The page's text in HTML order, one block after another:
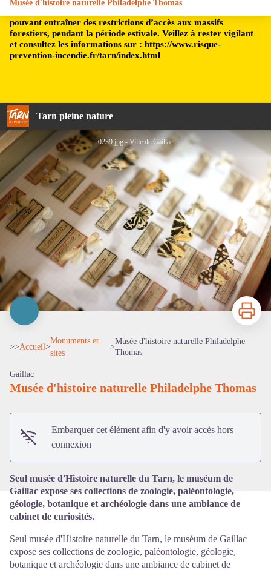
pouvant entraîner des restrictions d’accès aux massifs
forestiers, pendant la période estivale. Veillez à rester vigilant
et consultez les informations sur : https://www.risque-
prevention-incendie.fr/tarn/index.html
Tarn pleine nature
Musée d'histoire naturelle Philadelphe Thomas
0239.jpg - Ville de Gaillac
Imprimer
>>Accueil>
Monuments et
sites
>
Musée d'histoire naturelle Philadelphe
Thomas
Gaillac
Musée d'histoire naturelle Philadelphe Thomas
Embarquer cet élément afin d'y avoir accès hors
connexion
Seul musée d'Histoire naturelle du Tarn, le muséum de
Gaillac expose ses collections de zoologie, paléontologie,
géologie, botanique et archéologie dans une ambiance de
cabinet de curiosités.
Seul musée d'Histoire naturelle du Tarn, le muséum de Gaillac
expose ses collections de zoologie, paléontologie, géologie,
botanique et archéologie dans une ambiance de cabinet de